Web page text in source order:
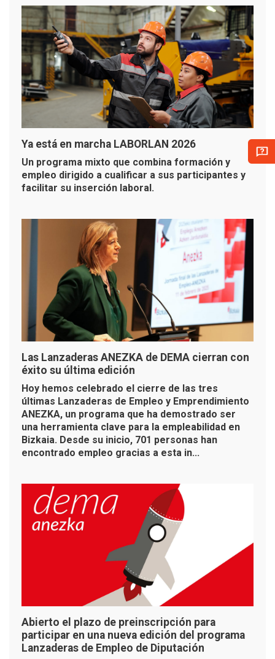
Ya está en marcha LABORLAN 2026
Un programa mixto que combina formación y
empleo dirigido a cualificar a sus participantes y
facilitar su inserción laboral.
Las Lanzaderas ANEZKA de DEMA cierran con
éxito su última edición
Hoy hemos celebrado el cierre de las tres
últimas Lanzaderas de Empleo y Emprendimiento
ANEZKA, un programa que ha demostrado ser
una herramienta clave para la empleabilidad en
Bizkaia. Desde su inicio, 701 personas han
encontrado empleo gracias a esta in...
Abierto el plazo de preinscripción para
participar en una nueva edición del programa
Lanzaderas de Empleo de Diputación